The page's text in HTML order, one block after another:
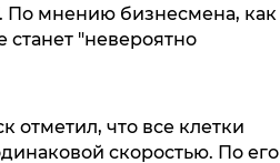
По мнению бизнесмена, как
станет "невероятно
отметил, что все клетки
скоростью. По его